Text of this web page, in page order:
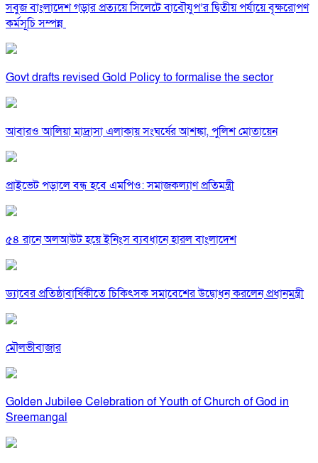
সবুজ বাংলাদেশ গড়ার প্রত্যয়ে সিলেটে বাবৌযুপ’র দ্বিতীয় পর্যায়ে বৃক্ষরোপণ
কর্মসূচি সম্পন্ন
Govt drafts revised Gold Policy to formalise the sector
আবারও আলিয়া মাদ্রাসা এলাকায় সংঘর্ষের আশঙ্কা, পুলিশ মোতায়েন
প্রাইভেট পড়ালে বন্ধ হবে এমপিও: সমাজকল্যাণ প্রতিমন্ত্রী
৫৪ রানে অলআউট হয়ে ইনিংস ব্যবধানে হারল বাংলাদেশ
ড্যাবের প্রতিষ্ঠাবার্ষিকীতে চিকিৎসক সমাবেশের উদ্বোধন করলেন প্রধানমন্ত্রী
মৌলভীবাজার
Golden Jubilee Celebration of Youth of Church of God in
Sreemangal